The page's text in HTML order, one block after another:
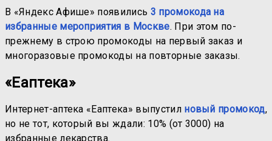
В «Яндекс Афише» появились 3 промокода на
избранные мероприятия в Москве. При этом по-
прежнему в строю промокоды на первый заказ и
многоразовые промокоды на повторные заказы.
«Еаптека»
Интернет-аптека «Еаптека» выпустил новый промокод,
но не тот, который вы ждали: 10% (от 3000) на
избранные лекарства.